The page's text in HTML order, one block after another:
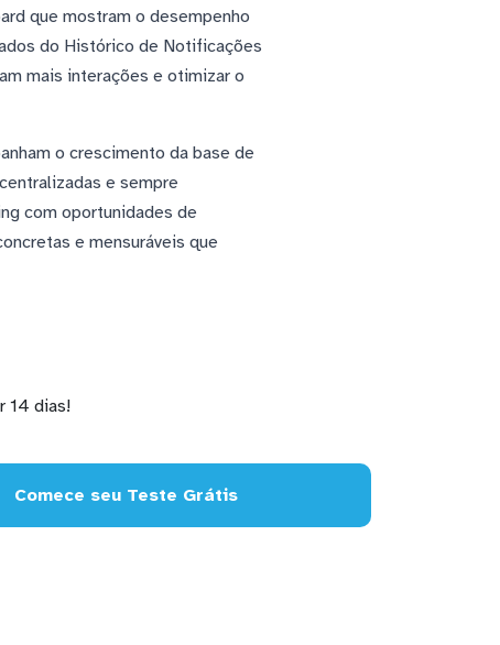
que mostram o desempenho
do Histórico de Notificações
mais interações e otimizar o
o crescimento da base de
e sempre
com oportunidades de
e mensuráveis que
14 dias!
Comece seu Teste Grátis